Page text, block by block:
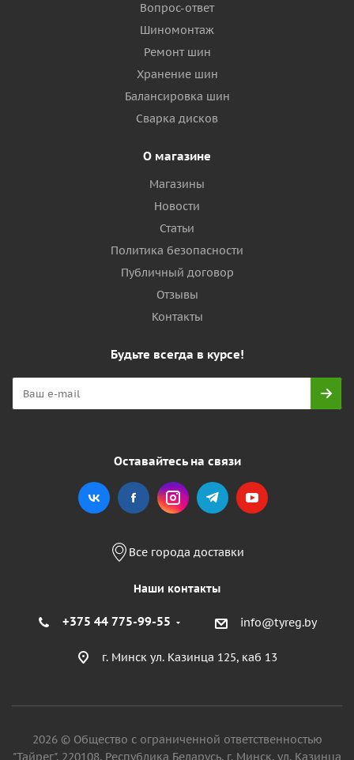
Вопрос-ответ
Шиномонтаж
Ремонт шин
Хранение шин
Балансировка шин
Сварка дисков
О магазине
Магазины
Новости
Статьи
Политика безопасности
Публичный договор
Отзывы
Контакты
Будьте всегда в курсе!
Оставайтесь на связи
Все города доставки
Наши контакты
+375 44 775-99-55 info@tyreg.by
г. Минск ул. Казинца 125, каб 13
2026 © Общество с ограниченной ответственностью
"Тайрег", 220108, Республика Беларусь, г. Минск, ул. Казинца